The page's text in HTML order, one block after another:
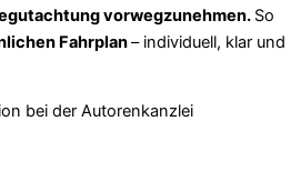
vorwegzunehmen. So
Fahrplan– individuell, klar und